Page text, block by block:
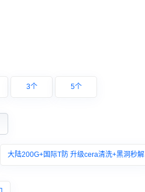
3个 5个
大陆200G+国际T防 升级cera清洗+黑洞秒解